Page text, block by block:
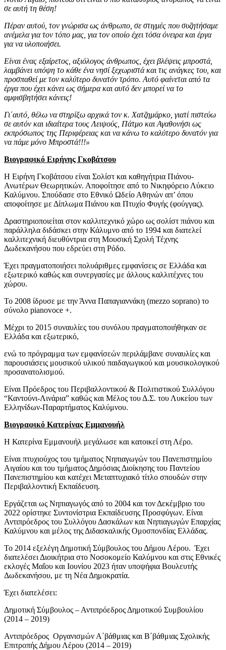
σε αυτή τη θέση!
Πέραν αυτού, τον γνώρισα ως άνθρωπο, σε στιγμές που συζητήσαμε
ανέμελα για τον τόπο μας, για τον οποίο έχει τόσα όνειρα και έργα
για να υλοποιήσει.
Είναι ένας εξαίρετος, αξιόλογος άνθρωπος, έχει βλέψεις μπροστά,
λαμβάνει υπόψη το κάθε ένα νησί ξεχωριστά και τις ανάγκες του, και
προσπαθεί με τον καλύτερο δυνατόν τρόπο. Αυτό φαίνεται από τα
έργα που έχει κάνει ως σήμερα και αυτό δεν μπορεί να το
αμφισβητήσει κάνεις!
Γι΄αυτό, θέλω να στηρίξω αρχικά τον κ. Χατζημάρκο, γιατί πιστεύω
σε αυτόν και ιδιαίτερα τους Λειψούς, Πάτμο και Αγαθονήσι ως
εκπρόσωπος της Περιφέρειας και να κάνω το καλύτερο δυνατόν για
να πάμε μόνο Μπροστά!!!»
Βιογραφικό Ειρήνης Γκοβάτσου
Η Ειρήνη Γκοβάτσου είναι Σολίστ και καθηγήτρια Πιάνου-
Ανωτέρων Θεωρητικών. Αποφοίτησε από το Νικηφόρειο Λύκειο
Καλύμνου. Σπούδασε στο Εθνικό Ωδείο Αθηνών απ’ όπου
αποφοίτησε με Δίπλωμα Πιάνου και Πτυχίο Φυγής (φούγγας).
Δραστηριοποιείται στον καλλιτεχνικό χώρο ως σολίστ πιάνου και
παράλληλα διδάσκει στην Κάλυμνο από το 1994 και διατελεί
καλλιτεχνική διευθύντρια στη Μουσική Σχολή Τέχνης
Δωδεκανήσου που εδρεύει στη Ρόδο.
Έχει πραγματοποιήσει πολυάριθμες εμφανίσεις σε Ελλάδα και
εξωτερικό καθώς και συνεργασίες με άλλους καλλιτέχνες του
χώρου.
Το 2008 ίδρυσε με την Άννα Παπαγιαννάκη (mezzo soprano) το
σύνολο pianovoce +.
Μέχρι το 2015 συναυλίες του συνόλου πραγματοποιήθηκαν σε
Ελλάδα και εξωτερικό,
ενώ το πρόγραμμα των εμφανίσεών περιλάμβανε συναυλίες και
παρουσιάσεις μουσικού υλικού παιδαγωγικού και μουσικολογικού
προσανατολισμού.
Είναι Πρόεδρος του Περιβαλλοντικού & Πολιτιστικού Συλλόγου
“Καντούνι-Λινάρια” καθώς και Μέλος του Δ.Σ. του Λυκείου των
Ελληνίδων-Παραρτήματος Καλύμνου.
Βιογραφικό Κατερίνας Εμμανουήλ
Η Κατερίνα Εμμανουήλ μεγάλωσε και κατοικεί στη Λέρο.
Είναι πτυχιούχος του τμήματος Νηπιαγωγών του Πανεπιστημίου
Αιγαίου και του τμήματος Δημόσιας Διοίκησης του Παντείου
Πανεπιστημίου και κατέχει Μεταπτυχιακό τίτλο σπουδών στην
Περιβαλλοντική Εκπαίδευση.
Εργάζεται ως Νηπιαγωγός από το 2004 και τον Δεκέμβριο του
2022 ορίστηκε Συντονίστρια Εκπαίδευσης Προσφύγων. Είναι
Αντιπρόεδρος του Συλλόγου Δασκάλων και Νηπιαγωγών Επαρχίας
Καλύμνου και μέλος της Διδασκαλικής Ομοσπονδίας Ελλάδας.
Το 2014 εξελέγη Δημοτική Σύμβουλος του Δήμου Λέρου. Έχει
διατελέσει Διοικήτρια στο Νοσοκομείο Καλύμνου και στις Εθνικές
εκλογές Μαΐου και Ιουνίου 2023 ήταν υποψήφια Βουλευτής
Δωδεκανήσου, με τη Νέα Δημοκρατία.
Έχει διατελέσει:
Δημοτική Σύμβουλος – Αντιπρόεδρος Δημοτικού Συμβουλίου
(2014 – 2019)
Αντιπρόεδρος Οργανισμών Α΄βάθμιας και Β΄βάθμιας Σχολικής
Επιτροπής Δήμου Λέρου (2014 – 2019)